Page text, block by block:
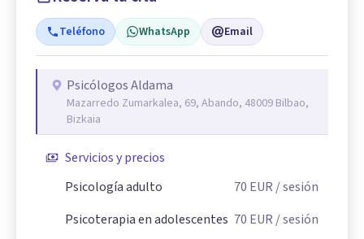
Teléfono WhatsApp Email
Psicólogos Aldama
Mazarredo Zumarkalea, 69, Abando, 48009 Bilbao,
Bizkaia
Servicios y precios
Psicología adulto
70 EUR / sesión
Psicoterapia en adolescentes 70 EUR / sesión